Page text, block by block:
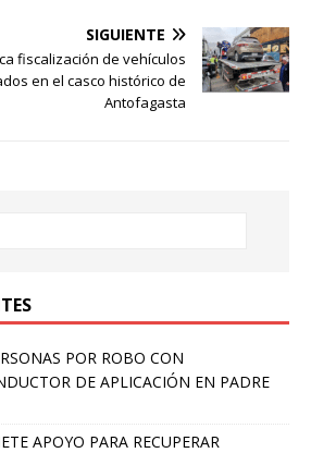
SIGUIENTE
fiscalización de vehículos
en el casco histórico de
Antofagasta
POR ROBO CON
DE APLICACIÓN EN PADRE
APOYO PARA RECUPERAR